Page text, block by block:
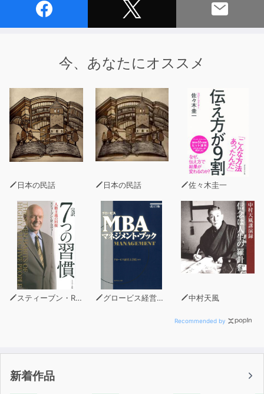
今、あなたにオススメ
日本の民話 日本の民話 佐々木圭一
スティーブン・R・コヴィー グロービス経営大学院 中村天風
Recommended by
新着作品